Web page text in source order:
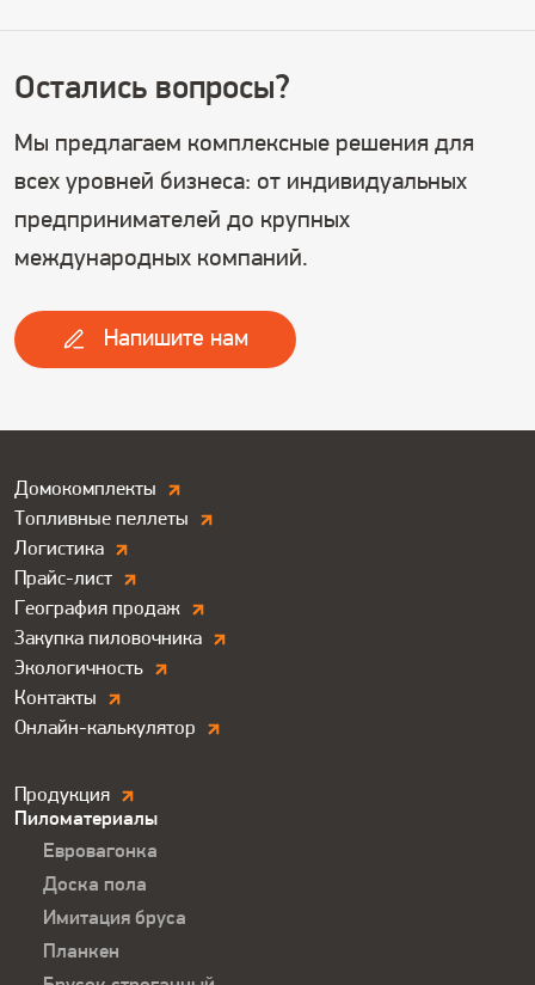
Остались вопросы?
Мы предлагаем комплексные решения для
всех уровней бизнеса: от индивидуальных
предпринимателей до крупных
международных компаний.
Напишите нам
Дополнитльные
ссылки.
Футер
Домокомплекты
Топливные пеллеты
Логистика
Прайс-лист
География продаж
Закупка пиловочника
Экологичность
Контакты
Онлайн-калькулятор
Продукция.
Футер
Продукция
Пиломатериалы
Евровагонка
Доска пола
Имитация бруса
Планкен